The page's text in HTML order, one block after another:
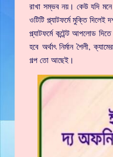
রাখা সম্ভব নয়। কেউ যদি মনে
ওটিটি প্ল্যাটফর্মে মুক্তি
প্ল্যাটফর্মে কন্টেন্ট আপলোড
হবে অর্থাৎ নির্মান শৈলী,
গল্প তো আছেই।